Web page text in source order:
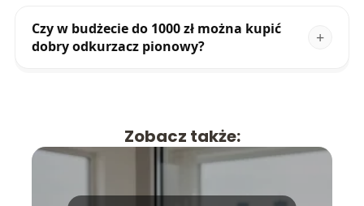
Czy w budżecie do 1000 zł można kupić
dobry odkurzacz pionowy?
Zobacz także: